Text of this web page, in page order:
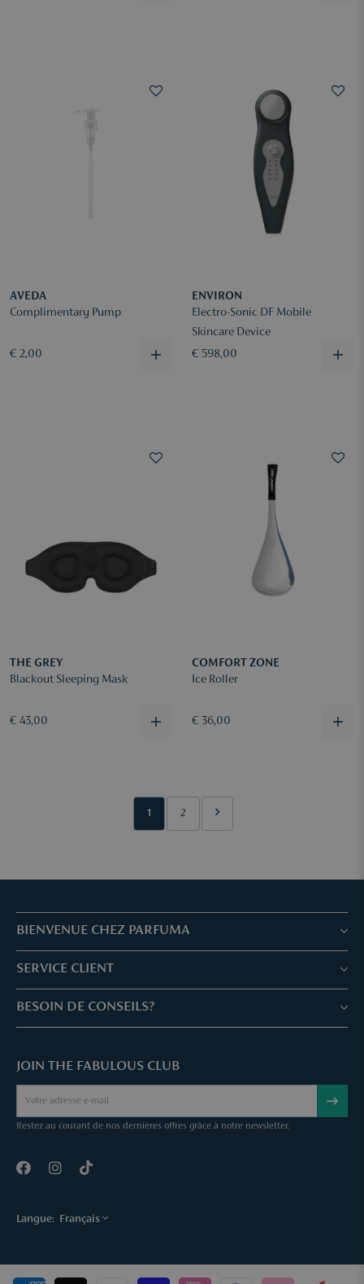
AVEDA
Complimentary Pump
€ 2,00
ENVIRON
Electro-Sonic DF Mobile
Skincare Device
€ 598,00
THE GREY
Blackout Sleeping Mask
€ 43,00
COMFORT ZONE
Ice Roller
€ 36,00
1 2
BIENVENUE CHEZ PARFUMA
Boutiques & Services
Réservez votre traitement
À Propos de Parfuma
SERVICE CLIENT
Service client & Questions fréquentes
Parfuma Chèque-Cadeau
Sample Service
BESOIN DE CONSEILS?
Envoyez une mail
Call us
JOIN THE FABULOUS CLUB
Restez au courant de nos dernières offres grâce à notre newsletter.
Langue: Français